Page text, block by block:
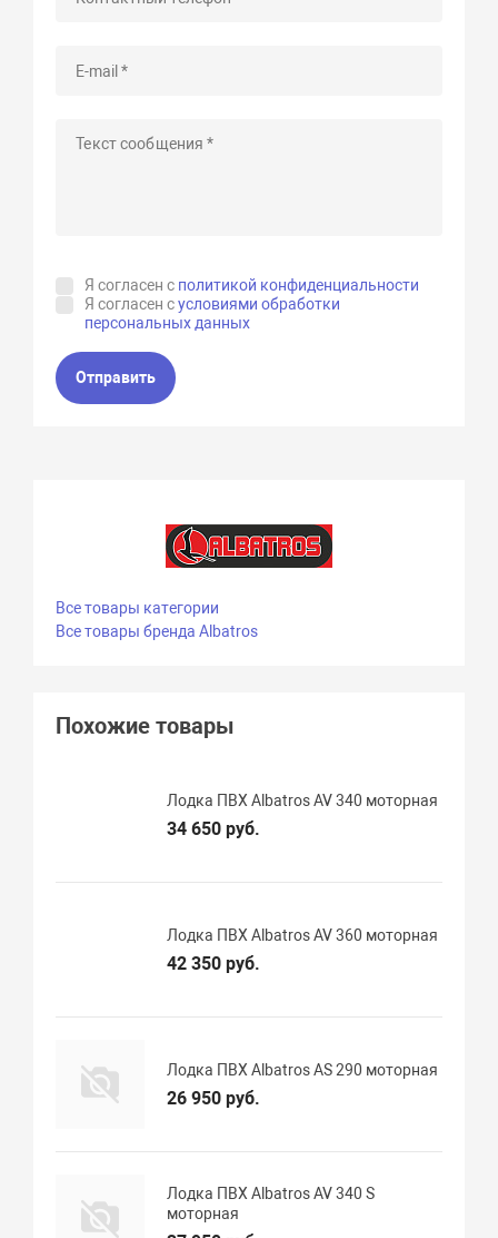
Я согласен с политикой конфиденциальности
Я согласен сусловиями обработки
персональных данных
Отправить
Все товары категории
Все товары бренда Albatros
Похожие товары
Лодка ПВХ Albatros AV 340 моторная
34 650 руб.
Лодка ПВХ Albatros AV 360 моторная
42 350 руб.
Лодка ПВХ Albatros AS 290 моторная
26 950 руб.
Лодка ПВХ Albatros AV 340 S
моторная